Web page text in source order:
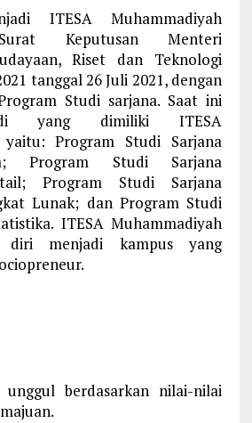
ITESA Muhammadiyah
Keputusan Menteri
Riset dan Teknologi
tanggal 26 Juli 2021, dengan
Studi sarjana. Saat ini
yang dimiliki ITESA
yaitu: Program Studi Sarjana
Program Studi Sarjana
Program Studi Sarjana
Lunak; dan Program Studi
ITESA Muhammadiyah
diri menjadi kampus yang
berdasarkan nilai-nilai